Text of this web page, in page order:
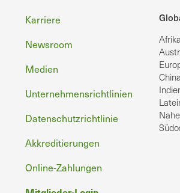
Afrika
China
Fußzeile
Karriere
Newsroom
Medien
Unternehmensrichtlinien
Datenschutzrichtlinie
Akkreditierungen
Online-Zahlungen